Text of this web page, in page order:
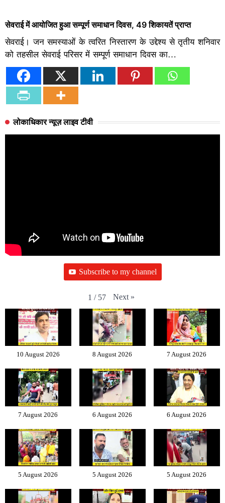
सेवराई में आयोजित हुआ सम्पूर्ण समाधान दिवस, 49 शिकायतें प्राप्त
सेवराई। जन समस्याओं के त्वरित निस्तारण के उद्देश्य से तृतीय शनिवार
को तहसील सेवराई परिसर में सम्पूर्ण समाधान दिवस का…
लोकाधिकार न्यूज़ लाइव टीवी
Subscribe to my channel
1 / 57 Next »
10 August 2026 8 August 2026 7 August 2026
7 August 2026 6 August 2026 6 August 2026
5 August 2026 5 August 2026 5 August 2026